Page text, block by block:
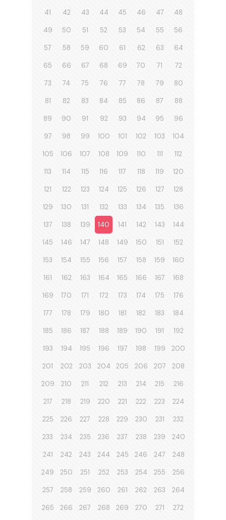
41 42 43 44 45 46 47 48
49 50 51 52 53 54 55 56
57 58 59 60 61 62 63 64
65 66 67 68 69 70 71 72
73 74 75 76 77 78 79 80
81 82 83 84 85 86 87 88
89 90 91 92 93 94 95 96
97 98 99 100 101 102 103 104
105 106 107 108 109 110 111 112
113 114 115 116 117 118 119 120
121 122 123 124 125 126 127 128
129 130 131 132 133 134 135 136
137 138 139 140 141 142 143 144
145 146 147 148 149 150 151 152
153 154 155 156 157 158 159 160
161 162 163 164 165 166 167 168
169 170 171 172 173 174 175 176
177 178 179 180 181 182 183 184
185 186 187 188 189 190 191 192
193 194 195 196 197 198 199 200
201 202 203 204 205 206 207 208
209 210 211 212 213 214 215 216
217 218 219 220 221 222 223 224
225 226 227 228 229 230 231 232
233 234 235 236 237 238 239 240
241 242 243 244 245 246 247 248
249 250 251 252 253 254 255 256
257 258 259 260 261 262 263 264
265 266 267 268 269 270 271 272